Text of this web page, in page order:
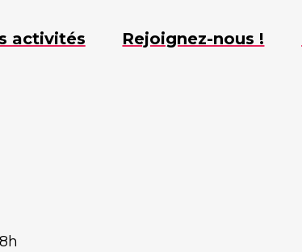
activités Rejoignez-nous !